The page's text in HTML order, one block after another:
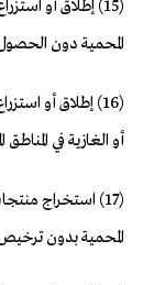
(15) إطلاق أو
المحمية دون
(16) إطلاق أو
أو الغازية في المناطق
(17) استخراج
المحمية بدون